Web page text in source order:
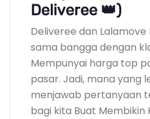
Deliveree 👑)
Deliveree dan
sama bangga dengan
Mempunyai harga top
pasar. Jadi, mana yang
menjawab pertanyaan
bagi kita Buat Membikin